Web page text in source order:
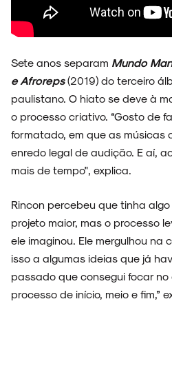
ARQUIVO
ENTREVISTAS
ESPECIAIS
FAIXA A FAIXA
Sete anos separam Mundo
e Afroreps(2019) do terceiro
paulistano. O hiato se deve à
o processo criativo. “Gosto de
formatado, em que as músicas
enredo legal de audição. E aí,
mais de tempo", explica.
Rincon percebeu que tinha
projeto maior, mas o processo
ele imaginou. Ele mergulhou na
isso a algumas ideias que já
passado que consegui focar
processo de início, meio e fim,”